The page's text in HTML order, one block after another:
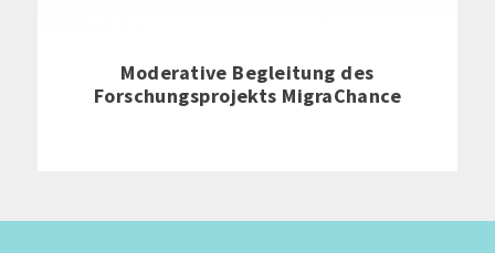
Moderative Begleitung des
Forschungsprojekts MigraChance